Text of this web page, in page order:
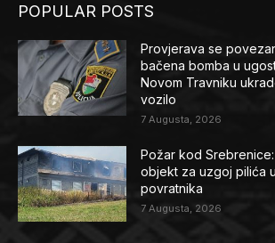
POPULAR POSTS
Provjerava se
bačena bomba u
Novom Travniku
vozilo
7 Augusta, 2026
Požar kod
objekt za uzgoj pilića
povratnika
7 Augusta, 2026